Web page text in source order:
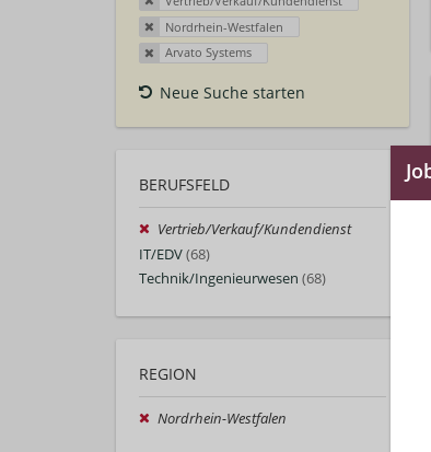
Nordrhein-Westfalen
Arvato Systems
Neue Suche starten
BERUFSFELD
Vertrieb/Verkauf/Kundendienst
IT/EDV(68)
Technik/Ingenieurwesen (68)
REGION
Nordrhein-Westfalen